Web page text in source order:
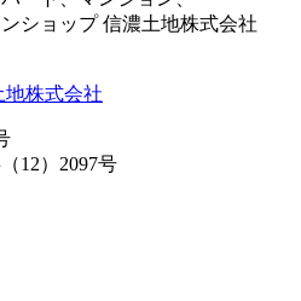
ショップ 信濃土地株式会社
12）2097号